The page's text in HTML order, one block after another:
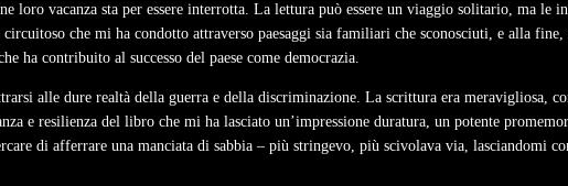
vacanza sta per essere interrotta. La lettura può essere un viaggio solitario, ma le
che mi ha condotto attraverso paesaggi sia familiari che sconosciuti, e alla
ha contribuito al successo del paese come democrazia.
alle dure realtà della guerra e della discriminazione. La scrittura era meravigliosa,
e resilienza del libro che mi ha lasciato un’impressione duratura, un potente
di afferrare una manciata di sabbia – più stringevo, più scivolava via, lasciandomi